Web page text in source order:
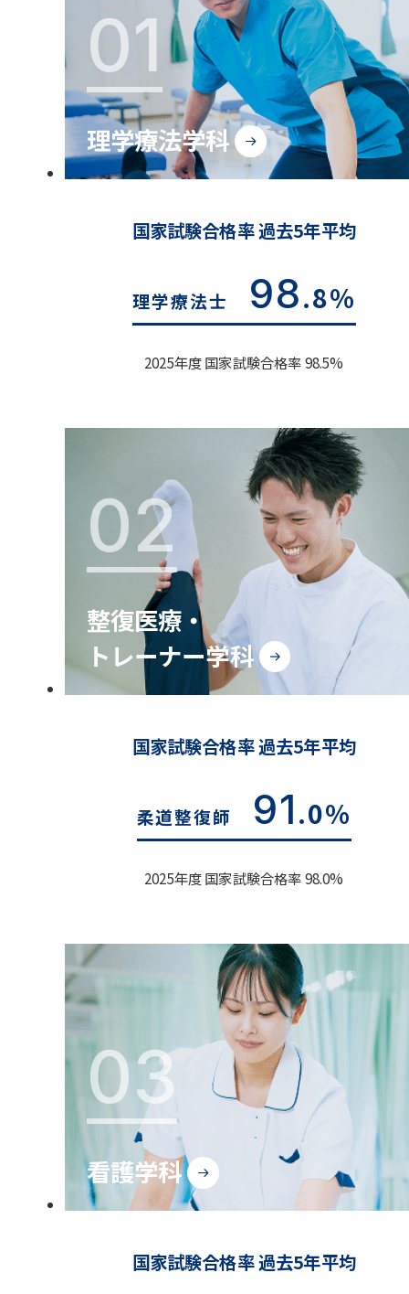
01
理学療法学科
国家試験合格率 過去5年平均
理学療法士 98.8%
2025年度 国家試験合格率 98.5%
02
整復医療・
トレーナー学科
国家試験合格率 過去5年平均
柔道整復師 91.0%
2025年度 国家試験合格率 98.0%
03
看護学科
国家試験合格率 過去5年平均